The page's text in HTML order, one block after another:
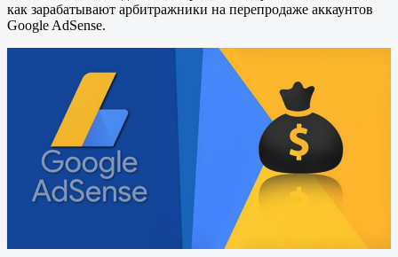
как зарабатывают арбитражники на перепродаже аккаунтов
Google AdSense.